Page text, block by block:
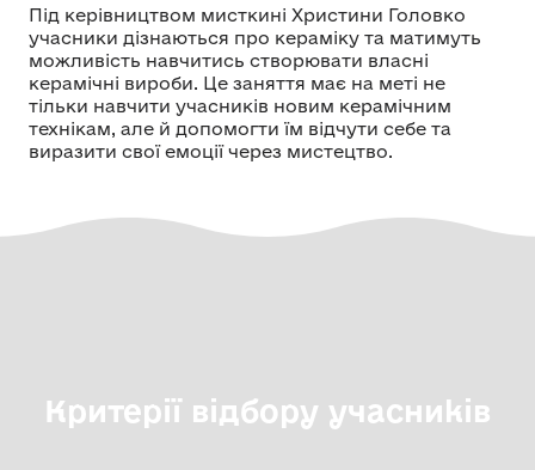
Під керівництвом мисткині Христини Головко
учасники дізнаються про кераміку та матимуть
можливість навчитись створювати власні
керамічні вироби. Це заняття має на меті не
тільки навчити учасників новим керамічним
технікам, але й допомогти їм відчути себе та
виразити свої емоції через мистецтво.
Критерії відбору учасників